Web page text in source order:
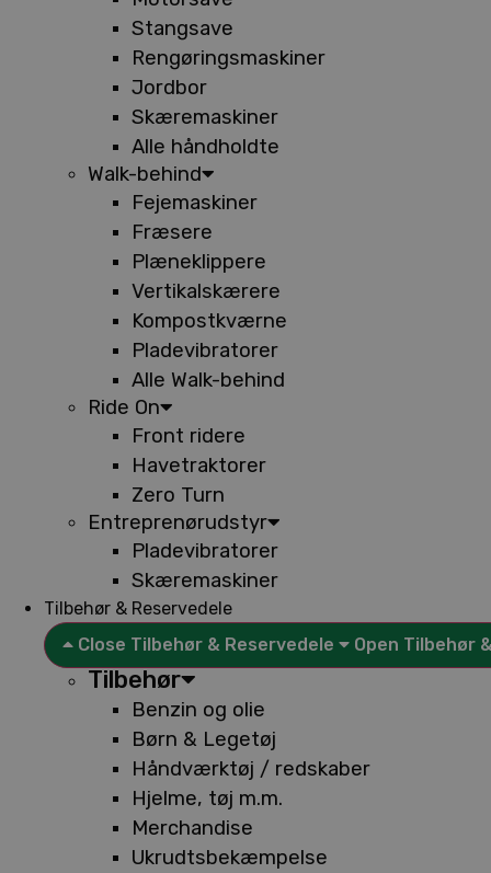
Stangsave
Rengøringsmaskiner
Jordbor
Skæremaskiner
Alle håndholdte
Walk-behind
Fejemaskiner
Fræsere
Plæneklippere
Vertikalskærere
Kompostkværne
Pladevibratorer
Alle Walk-behind
Ride On
Front ridere
Havetraktorer
Zero Turn
Entreprenørudstyr
Pladevibratorer
Skæremaskiner
Tilbehør & Reservedele
Close Tilbehør & Reservedele
Open Tilbehør
Tilbehør
Benzin og olie
Børn & Legetøj
Håndværktøj / redskaber
Hjelme, tøj m.m.
Merchandise
Ukrudtsbekæmpelse